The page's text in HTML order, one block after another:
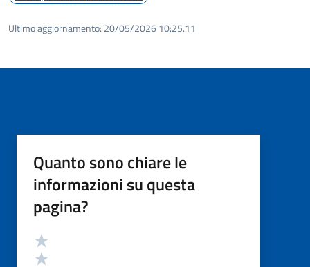
Ultimo aggiornamento: 20/05/2026 10:25.11
Quanto sono chiare le
informazioni su questa
pagina?
Valutazione